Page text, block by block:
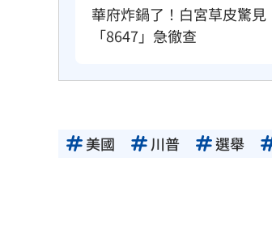
華府炸鍋了！白宮草皮驚見
「8647」急徹查
美國 川普 選舉